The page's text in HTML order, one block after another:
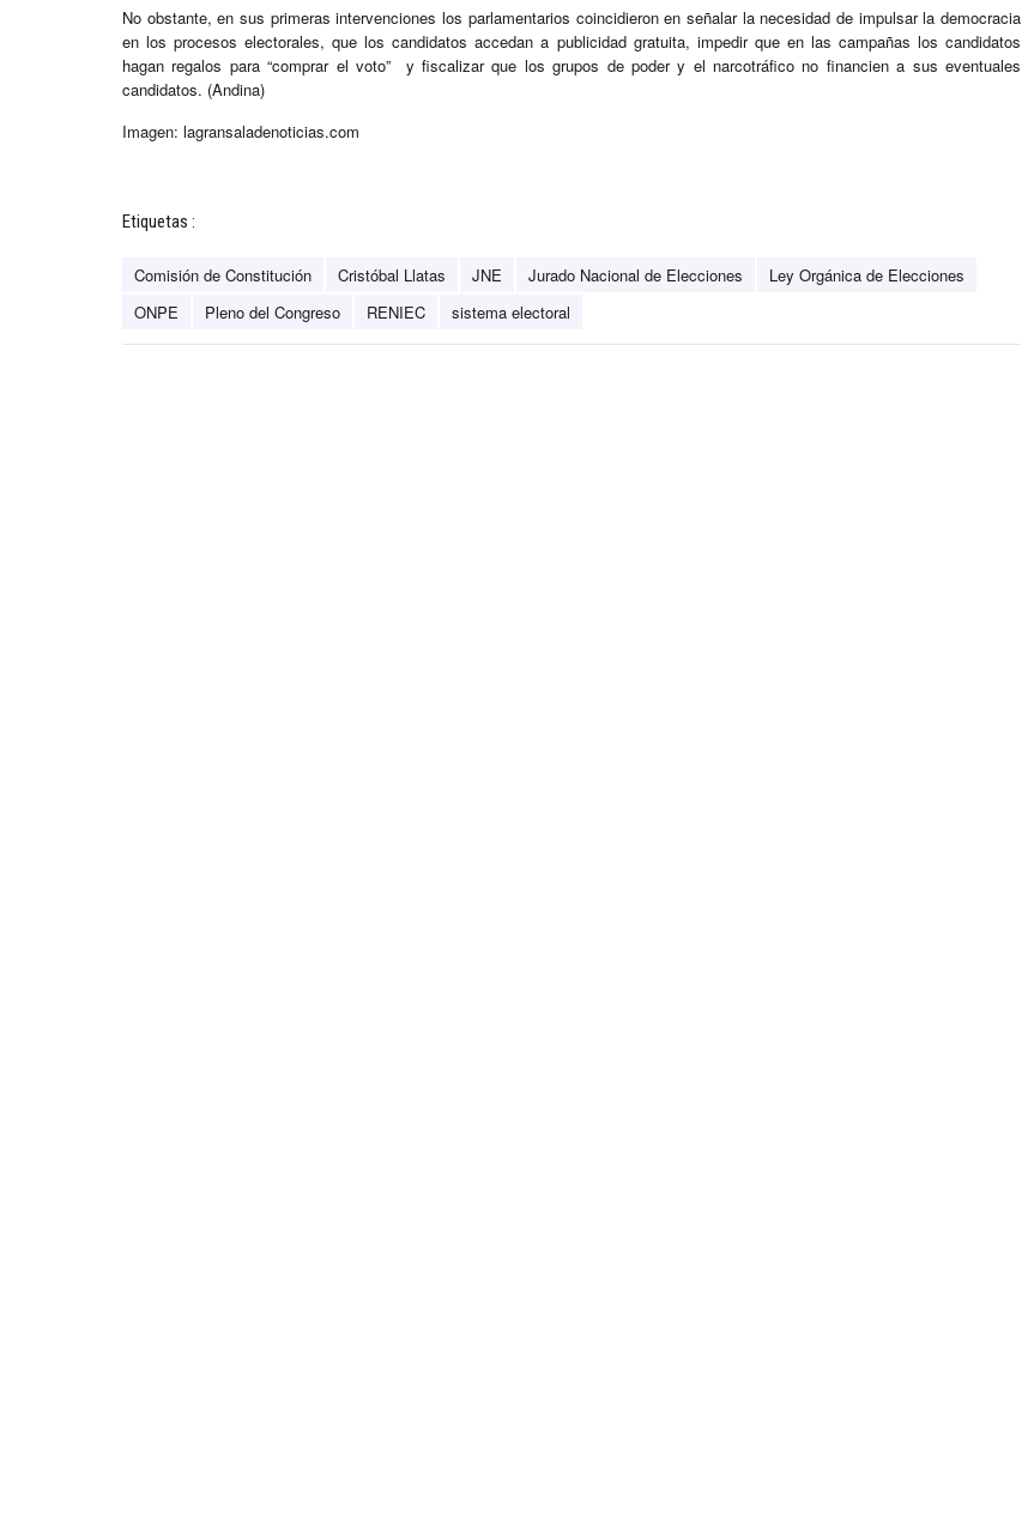
No obstante, en sus primeras intervenciones los parlamentarios coincidieron en señalar la necesidad de impulsar la democracia
en los procesos electorales, que los candidatos accedan a publicidad gratuita, impedir que en las campañas los candidatos
hagan regalos para “comprar el voto” y fiscalizar que los grupos de poder y el narcotráfico no financien a sus eventuales
candidatos. (Andina)
Imagen: lagransaladenoticias.com
Etiquetas :
Comisión de Constitución Cristóbal Llatas JNE Jurado Nacional de Elecciones
Ley Orgánica de Elecciones
ONPE
Pleno del Congreso RENIEC sistema electoral